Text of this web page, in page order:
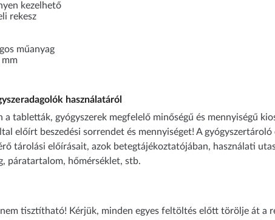
kezelhető
rekesz
műanyag
mm
használatáról
tabletták, gyógyszerek megfelelő minőségű és mennyiségű
előírt beszedési sorrendet és mennyiséget! A
tárolási előírásait, azok betegtájékoztatójában, használati
páratartalom, hőmérséklet, stb.
tisztítható! Kérjük, minden egyes feltöltés előtt törölje át a